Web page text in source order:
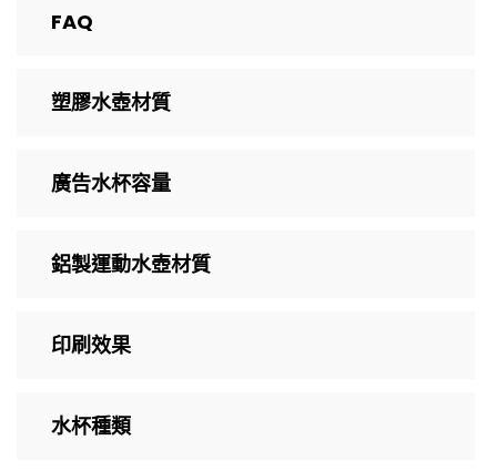
FAQ
塑膠水壺材質
廣告水杯容量
鋁製運動水壺材質
印刷效果
水杯種類